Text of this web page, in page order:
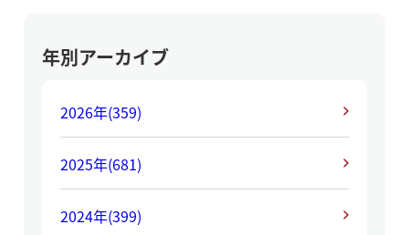
年別アーカイブ
2026年(359)
2025年(681)
2024年(399)